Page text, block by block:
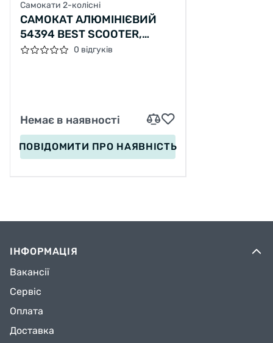
Самокати 2-колісні
САМОКАТ АЛЮМІНІЄВИЙ
54394 BEST SCOOTER,
КОЛЕСА 20СМ, КОЛЕСА PU,
0 відгуків
Немає в наявності
ПОВІДОМИТИ ПРО НАЯВНІСТЬ
ІНФОРМАЦІЯ
Вакансії
Сервіс
Оплата
Доставка